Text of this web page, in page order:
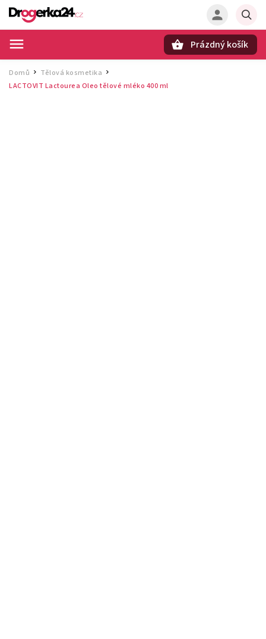
Prázdný košík
Domů / Tělová kosmetika /
LACTOVIT Lactourea Oleo tělové mléko 400 ml